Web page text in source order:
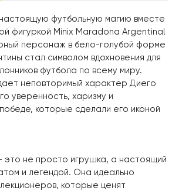
футбольную магию вместе
фигуркой Minix Maradona Argentina!
персонаж в бело-голубой форме
стал символом вдохновения для
футбола по всему миру.
неповторимый характер Диего
уверенность, харизму и
которые сделали его иконой
это не просто игрушка, а настоящий
и легендой. Она идеально
которые ценят